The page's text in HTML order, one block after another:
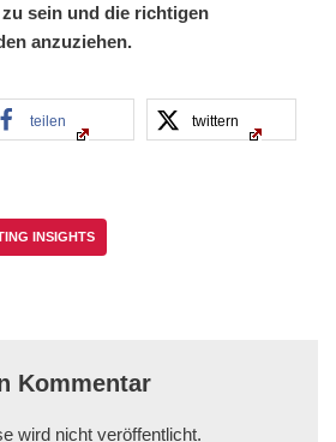
sein und die richtigen
anzuziehen.
teilen twittern
INSIGHTS
Kommentar
wird nicht veröffentlicht.